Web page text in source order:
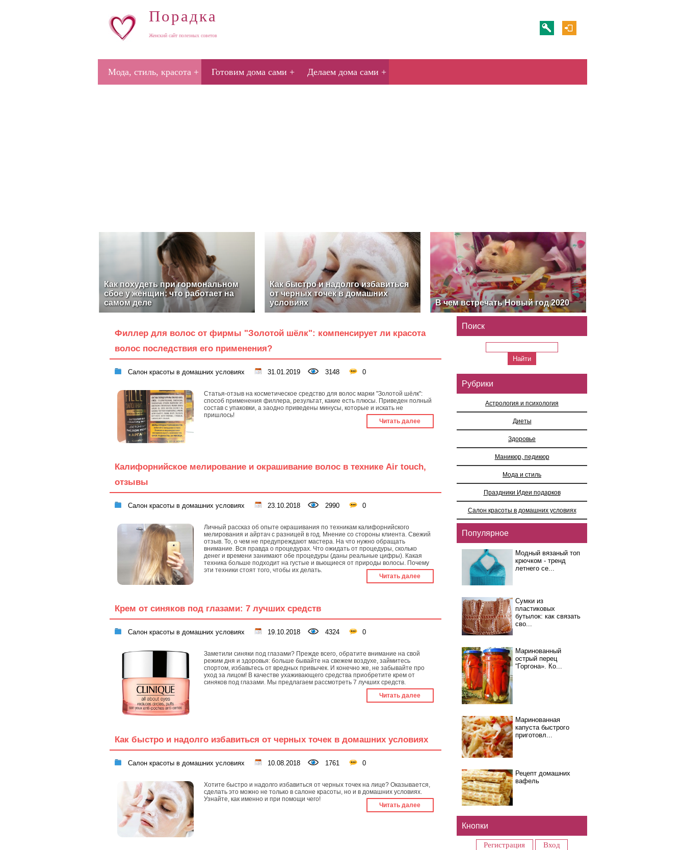
Порадка
Женский сайт полезных советов
Мода, стиль, красота Готовим дома сами Делаем дома сами
Как похудеть при гормональном
сбое у женщин: что работает на
самом деле
Как быстро и надолго избавиться
от черных точек в домашних
условиях
В чем встречать Новый год 2020
Филлер для волос от фирмы "Золотой шёлк": компенсирует ли красота
волос последствия его применения?
Салон красоты в домашних условиях 31.01.2019 3148 0
Статья-отзыв на косметическое средство для волос марки "Золотой шёлк":
способ применения филлера, результат, какие есть плюсы. Приведен полный
состав с упаковки, а заодно приведены минусы, которые и искать не
пришлось!
Читать далее
Калифорнийское мелирование и окрашивание волос в технике Air touch,
отзывы
Салон красоты в домашних условиях 23.10.2018 2990 0
Личный рассказ об опыте окрашивания по техникам калифорнийского
мелирования и айртач с разницей в год. Мнение со стороны клиента. Свежий
отзыв. То, о чем не предупреждают мастера. На что нужно обращать
внимание. Вся правда о процедурах. Что ожидать от процедуры, сколько
денег и времени занимают обе процедуры (даны реальные цифры). Какая
техника больше подходит на густые и вьющиеся от природы волосы. Почему
эти техники стоят того, чтобы их делать.
Читать далее
Крем от синяков под глазами: 7 лучших средств
Салон красоты в домашних условиях 19.10.2018 4324 0
Заметили синяки под глазами? Прежде всего, обратите внимание на свой
режим дня и здоровья: больше бывайте на свежем воздухе, займитесь
спортом, избавьтесь от вредных привычек. И конечно же, не забывайте про
уход за лицом! В качестве ухаживающего средства приобретите крем от
синяков под глазами. Мы предлагаем рассмотреть 7 лучших средств.
Читать далее
Как быстро и надолго избавиться от черных точек в домашних условиях
Салон красоты в домашних условиях 10.08.2018 1761 0
Хотите быстро и надолго избавиться от черных точек на лице? Оказывается,
сделать это можно не только в салоне красоты, но и в домашних условиях.
Узнайте, как именно и при помощи чего!
Читать далее
Поиск
Рубрики
Астрология и психология
Диеты
Здоровье
Маникюр, педикюр
Мода и стиль
Праздники Идеи подарков
Салон красоты в домашних условиях
Популярное
Модный вязаный топ
крючком - тренд
летнего се...
Сумки из
пластиковых
бутылок: как связать
сво...
Маринованный
острый перец
“Горгона». Ко...
Маринованная
капуста быстрого
приготовл...
Рецепт домашних
вафель
Кнопки
Регистрация Вход